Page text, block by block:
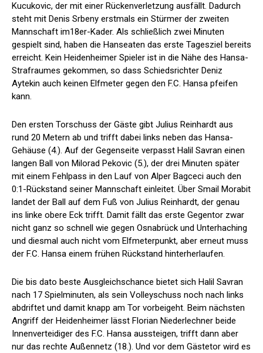
Kucukovic, der mit einer Rückenverletzung ausfällt. Dadurch
steht mit Denis Srbeny erstmals ein Stürmer der zweiten
Mannschaft im18er-Kader. Als schließlich zwei Minuten
gespielt sind, haben die Hanseaten das erste Tagesziel bereits
erreicht. Kein Heidenheimer Spieler ist in die Nähe des Hansa-
Strafraumes gekommen, so dass Schiedsrichter Deniz
Aytekin auch keinen Elfmeter gegen den F.C. Hansa pfeifen
kann.
Den ersten Torschuss der Gäste gibt Julius Reinhardt aus
rund 20 Metern ab und trifft dabei links neben das Hansa-
Gehäuse (4.). Auf der Gegenseite verpasst Halil Savran einen
langen Ball von Milorad Pekovic (5.), der drei Minuten später
mit einem Fehlpass in den Lauf von Alper Bagceci auch den
0:1-Rückstand seiner Mannschaft einleitet. Über Smail Morabit
landet der Ball auf dem Fuß von Julius Reinhardt, der genau
ins linke obere Eck trifft. Damit fällt das erste Gegentor zwar
nicht ganz so schnell wie gegen Osnabrück und Unterhaching
und diesmal auch nicht vom Elfmeterpunkt, aber erneut muss
der F.C. Hansa einem frühen Rückstand hinterherlaufen.
Die bis dato beste Ausgleichschance bietet sich Halil Savran
nach 17 Spielminuten, als sein Volleyschuss noch nach links
abdriftet und damit knapp am Tor vorbeigeht. Beim nächsten
Angriff der Heidenheimer lässt Florian Niederlechner beide
Innenverteidiger des F.C. Hansa aussteigen, trifft dann aber
nur das rechte Außennetz (18.). Und vor dem Gästetor wird es